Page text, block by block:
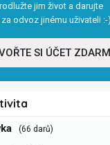
jim život a darujte
odvoz jinému uživateli :-)
SI ÚČET
(66 darů)